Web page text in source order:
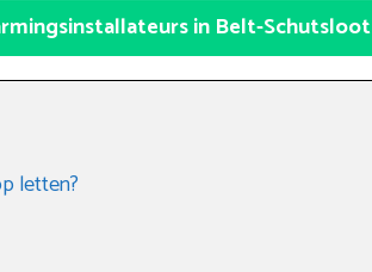
in Belt-Schutsloot
letten?